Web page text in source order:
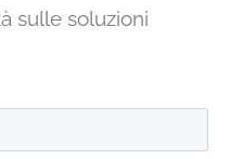
sulle soluzioni